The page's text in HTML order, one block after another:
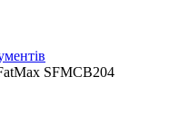
SFMCB204